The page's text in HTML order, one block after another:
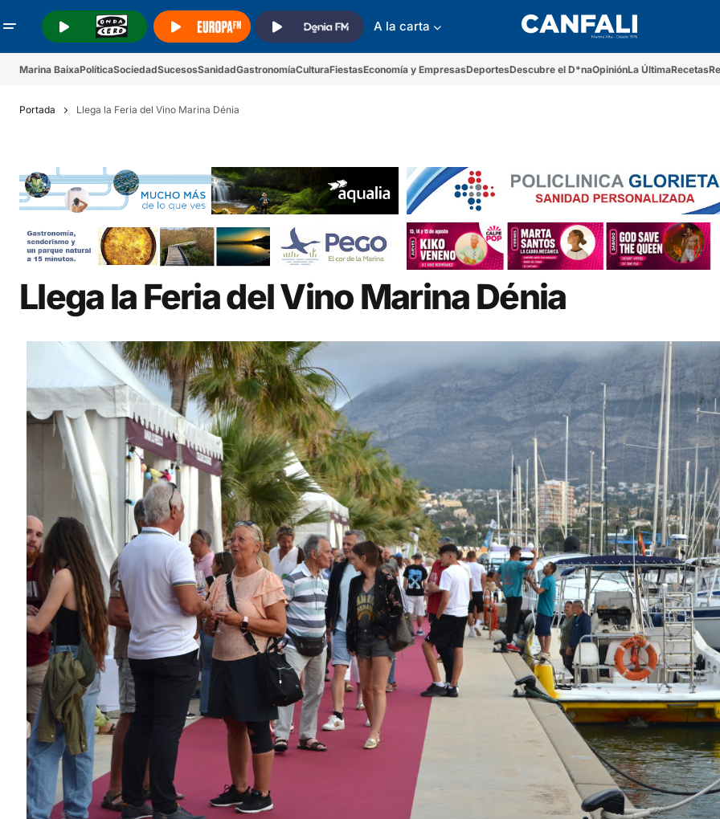
A la carta
Marina BaixaPolíticaSociedadSucesosSanidadGastronomíaCulturaFiestasEconomía y EmpresasDeportesDescubre el D*naOpiniónLa ÚltimaRecetas
Portada Llega la Feria del Vino Marina Dénia
Llega la Feria del Vino Marina Dénia